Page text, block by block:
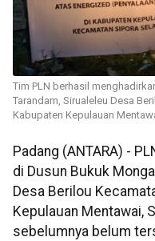
Tim PLN berhasil
Tarandam, Sirualeleu Desa
Kabupaten Kepulauan
Padang (ANTARA) -
di Dusun Bukuk
Desa Berilou
Kepulauan Mentawai,
sebelumnya belum